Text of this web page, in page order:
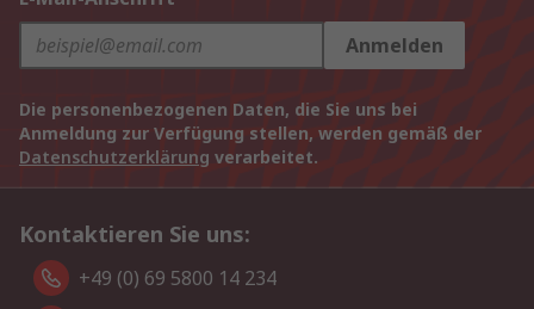
Anmelden
Die personenbezogenen Daten, die Sie uns bei
Anmeldung zur Verfügung stellen, werden gemäß der
Datenschutzerklärung verarbeitet.
Kontaktieren Sie uns:
+49 (0) 69 5800 14 234